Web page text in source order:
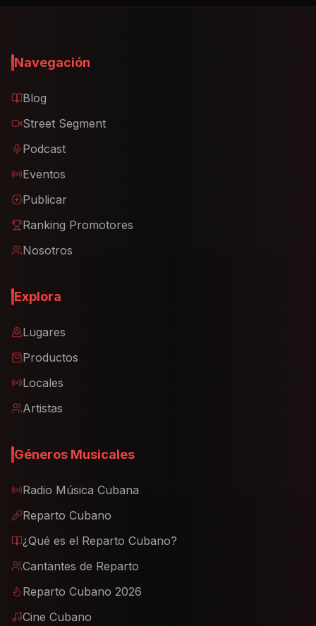
Navegación
Blog
Street Segment
Podcast
Eventos
Publicar
Ranking Promotores
Nosotros
Explora
Lugares
Productos
Locales
Artistas
Géneros Musicales
Radio Música Cubana
Reparto Cubano
¿Qué es el Reparto Cubano?
Cantantes de Reparto
Reparto Cubano 2026
Cine Cubano